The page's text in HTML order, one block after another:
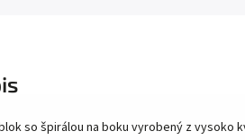
so špirálou na boku vyrobený z vysoko